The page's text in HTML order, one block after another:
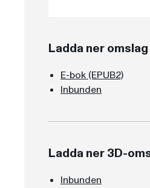
Ladda ner omslag
E-bok (EPUB2)
Inbunden
Ladda ner 3D-
Inbunden